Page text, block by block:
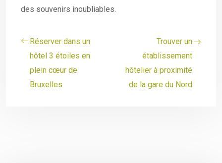
des souvenirs inoubliables.
Réserver dans un
hôtel 3 étoiles en
plein cœur de
Bruxelles
Trouver un
établissement
hôtelier à proximité
de la gare du Nord